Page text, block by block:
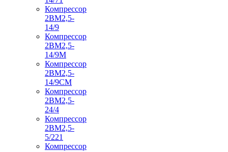
Компрессор
2ВМ2,5-
14/9
Компрессор
2ВМ2,5-
14/9М
Компрессор
2ВМ2,5-
14/9СМ
Компрессор
2ВМ2,5-
24/4
Компрессор
2ВМ2,5-
5/221
Компрессор